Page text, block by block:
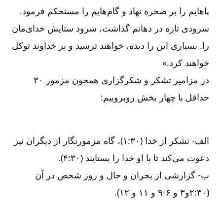
پاهایم را بر صخره نهاد و گام‌‌هایم را مستحکم فرمود.
سرودی تازه در دهانم گذاشت، سرود ستایش خدای‌‌مان
را. بسیاری این را دیده، خواهند ترسید و بر خداوند توکل
خواهند کرد.»
در مزامیر تشکر و شکرگزاری همچون مزمور ۳۰
حداقل با چهار بخش روبروییم:
الف-‏‏‏‏‏ تشکر از خدا (۳۰:‏۱)، گاه مزمورنگار از دیگران نیز
دعوت می‌‌کند تا با او خدا را بستایند (۳۰‏:‏۴).
ب-‏‏‏‏‏ گزارشی از بحران و حال و روز شخص در آن
(۳۰:‏۲و۳ و ۶‏-‏‏‏‏‏۹ و ۱۱ و ۱۲).